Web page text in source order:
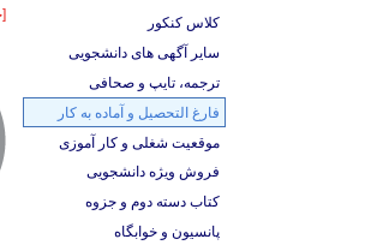
کلاس کنکور
سایر آگهی های دانشجویی
ترجمه، تایپ و صحافی
فارغ التحصیل و آماده به کار
موقعیت شغلی و کار آموزی
فروش ویژه دانشجویی
کتاب دسته دوم و جزوه
پانسیون و خوابگاه